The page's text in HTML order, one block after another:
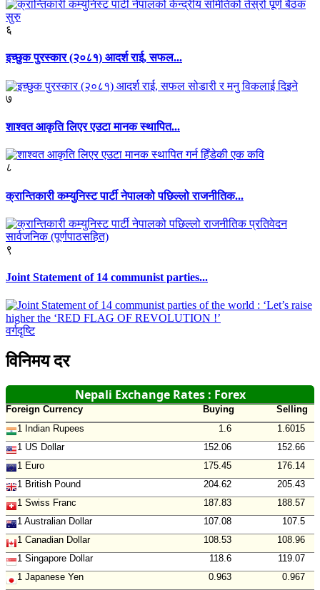
६
इच्छुक पुरस्कार (२०८१) आदर्श राई, सफल...
७
शाश्वत आकृति लिएर एउटा मानक स्थापित...
८
क्रान्तिकारी कम्युनिस्ट पार्टी नेपालको पछिल्लो राजनीतिक...
९
Joint Statement of 14 communist parties...
वर्गदृष्टि
विनिमय दर